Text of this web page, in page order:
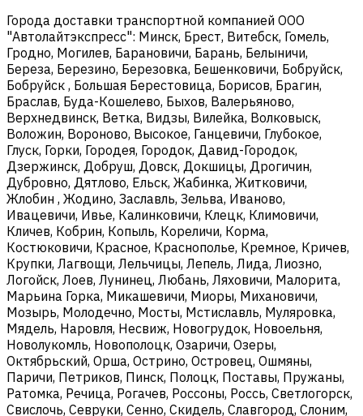
Города доставки транспортной компанией ООО
"Автолайтэкспресс": Минск, Брест, Витебск, Гомель,
Гродно, Могилев, Барановичи, Барань, Белыничи,
Береза, Березино, Березовка, Бешенковичи, Бобруйск,
Бобруйск , Большая Берестовица, Борисов, Брагин,
Браслав, Буда-Кошелево, Быхов, Валерьяново,
Верхнедвинск, Ветка, Видзы, Вилейка, Волковыск,
Воложин, Вороново, Высокое, Ганцевичи, Глубокое,
Глуск, Горки, Городея, Городок, Давид-Городок,
Дзержинск, Добруш, Довск, Докшицы, Дрогичин,
Дубровно, Дятлово, Ельск, Жабинка, Житковичи,
Жлобин , Жодино, Заславль, Зельва, Иваново,
Ивацевичи, Ивье, Калинковичи, Клецк, Климовичи,
Кличев, Кобрин, Копыль, Кореличи, Корма,
Костюковичи, Красное, Краснополье, Кремное, Кричев,
Крупки, Лагвощи, Лельчицы, Лепель, Лида, Лиозно,
Логойск, Лоев, Лунинец, Любань, Ляховичи, Малорита,
Марьина Горка, Микашевичи, Миоры, Михановичи,
Мозырь, Молодечно, Мосты, Мстиславль, Муляровка,
Мядель, Наровля, Несвиж, Новогрудок, Новоельня,
Новолукомль, Новополоцк, Озаричи, Озеры,
Октябрьский, Орша, Острино, Островец, Ошмяны,
Паричи, Петриков, Пинск, Полоцк, Поставы, Пружаны,
Ратомка, Речица, Рогачев, Россоны, Россь, Светлогорск,
Свислочь, Севруки, Сенно, Скидель, Славгород, Слоним,